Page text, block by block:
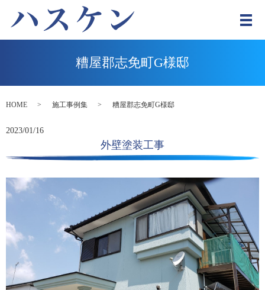
メ
糟屋郡志免町G様邸
HOME 施工事例集 糟屋郡志免町G様邸
2023/01/16
外壁塗装工事